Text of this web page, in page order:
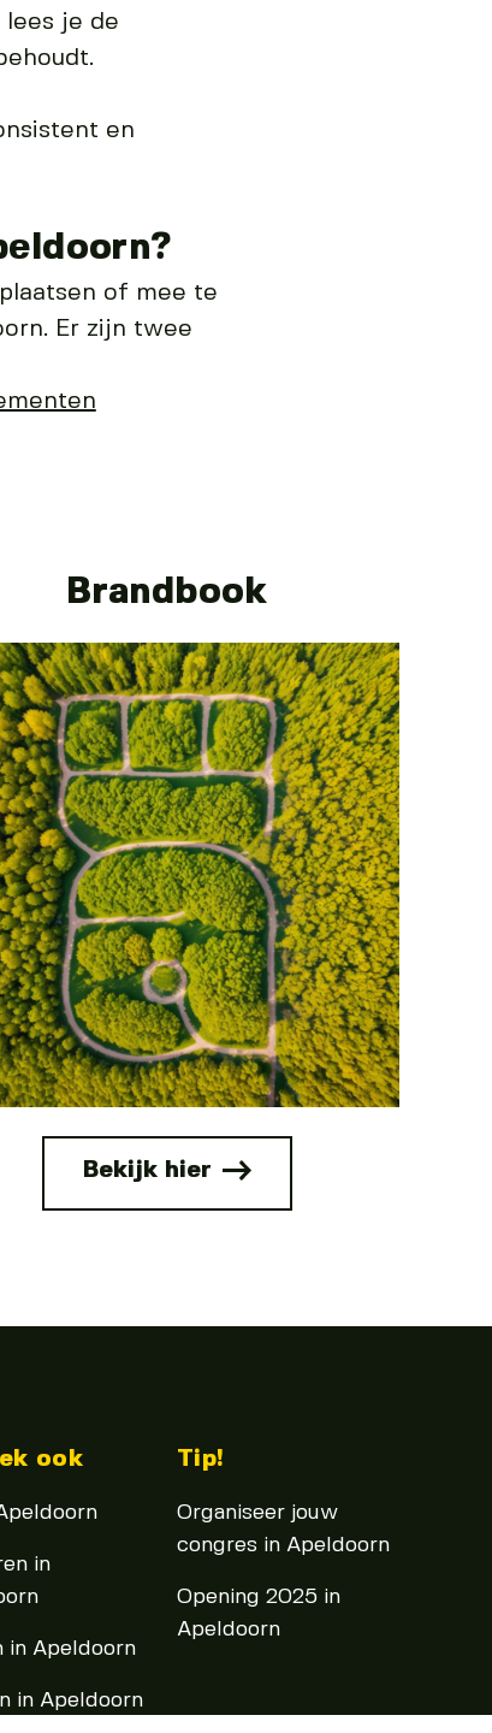
lees je de
en
of mee te
Er zijn twee
Brandbook
Bekijk hier
ook
in
in Apeldoorn
in Apeldoorn
Tip!
Organiseer jouw
congres in Apeldoorn
Opening 2025 in
Apeldoorn